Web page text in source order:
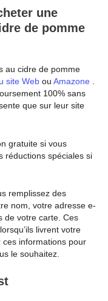
une
de pomme
au cidre de pomme
site Web ou Amazone .
100% sans
que sur leur site
gratuite si vous
réductions spéciales si
remplissez des
nom, votre adresse e-
de votre carte. Ces
livrent votre
informations pour
le souhaitez.